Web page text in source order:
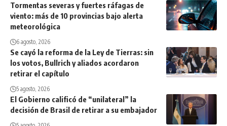
Tormentas severas y fuertes ráfagas de
viento: más de 10 provincias bajo alerta
meteorológica
6 agosto, 2026
Se cayó la reforma de la Ley de Tierras: sin
los votos, Bullrich y aliados acordaron
retirar el capítulo
5 agosto, 2026
El Gobierno calificó de “unilateral” la
decisión de Brasil de retirar a su embajador